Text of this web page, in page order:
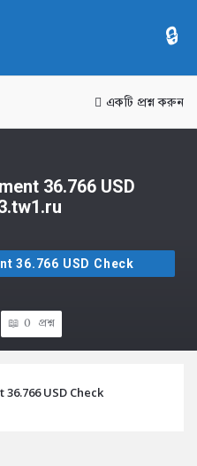
একটি প্রশ্ন করুন
36.766 USD
36.766 USD Check
0 প্রশ্ন
USD Check